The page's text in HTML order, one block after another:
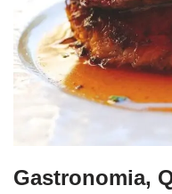
Gastronomia,